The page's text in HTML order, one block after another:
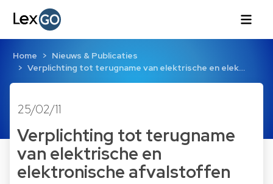
Home
Nieuws & Publicaties
Verplichting tot terugname van elektrische en elek…
25/02/11
Verplichting tot terugname
van elektrische en
elektronische afvalstoffen